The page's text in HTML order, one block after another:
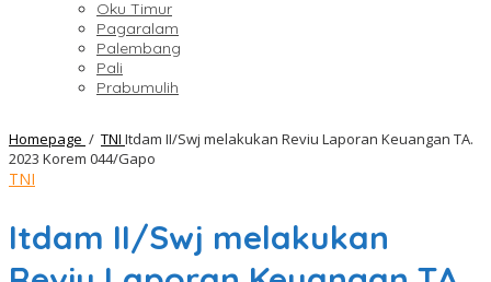
Oku Timur
Pagaralam
Palembang
Pali
Prabumulih
Homepage / TNI Itdam II/Swj melakukan Reviu Laporan Keuangan TA.
2023 Korem 044/Gapo
TNI
Itdam II/Swj melakukan